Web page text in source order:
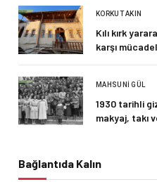
KORKUT AKIN
Kılı kırk
karşı
MAHSUNI GÜL
1930 tarihli
makyaj, takı
Bağlantıda Kalın